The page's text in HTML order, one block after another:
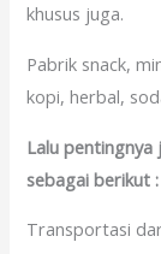
khusus juga.
Pabrik snack,
kopi, herbal,
Lalu
sebagai berikut :
Transportasi